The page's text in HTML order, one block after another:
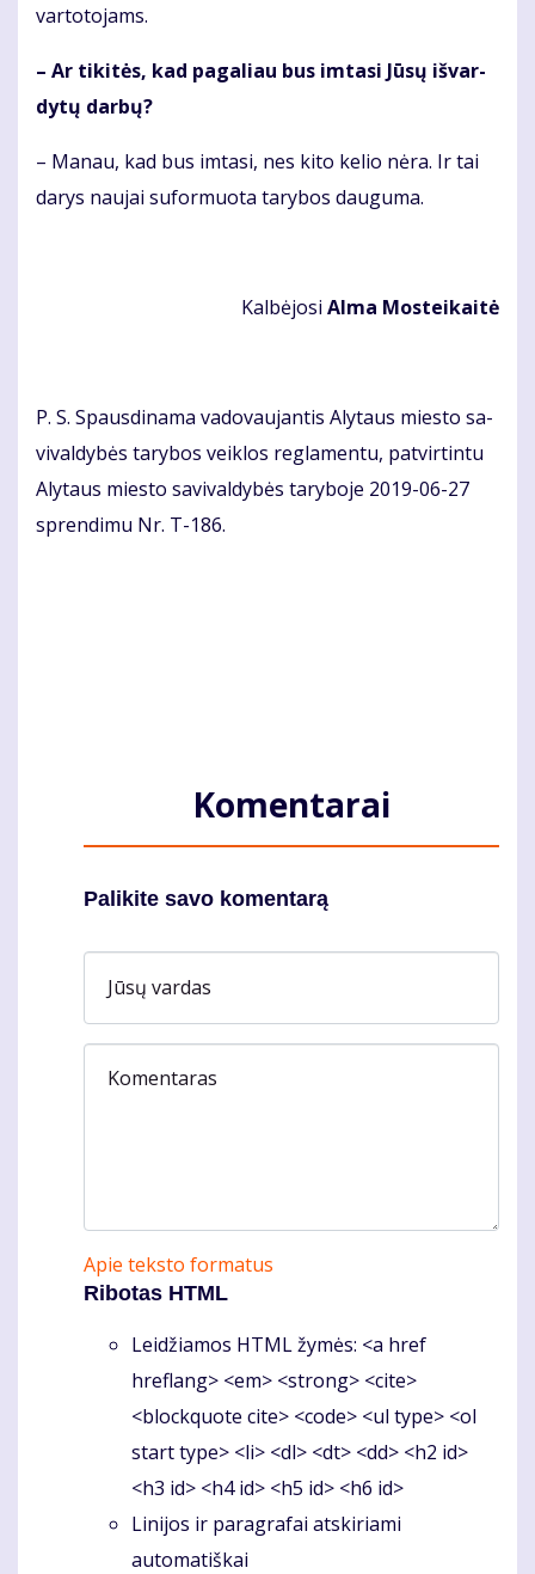
var­to­to­jams.
– Ar ti­ki­tės, kad pa­ga­liau bus im­ta­si Jū­sų iš­var­
dy­tų dar­bų?
– Ma­nau, kad bus im­ta­si, nes ki­to ke­lio nė­ra. Ir tai
da­rys nau­jai su­for­muo­ta ta­ry­bos dau­gu­ma.
Kal­bė­jo­si Al­ma Mos­tei­kai­tė
P. S. Spaus­di­na­ma va­do­vau­jan­tis Aly­taus mies­to sa­
vi­val­dy­bės ta­ry­bos veik­los reg­la­men­tu, pa­tvir­tin­tu
Aly­taus mies­to sa­vi­val­dy­bės ta­ry­bo­je 2019-06-27
spren­di­mu Nr. T-186.
Komentarai
Palikite savo komentarą
Jūsų vardas
Komentaras
Apie teksto formatus
Ribotas HTML
Leidžiamos HTML žymės: <a href
hreflang> <em> <strong> <cite>
<blockquote cite> <code> <ul type> <ol
start type> <li> <dl> <dt> <dd> <h2 id>
<h3 id> <h4 id> <h5 id> <h6 id>
Linijos ir paragrafai atskiriami
automatiškai